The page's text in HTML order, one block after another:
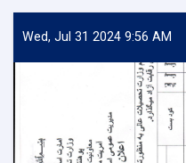
Wed, Jul 31 2024 9:56 AM